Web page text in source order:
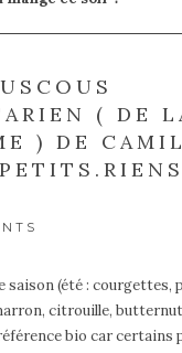
( DE
) DE
saison (été :
citrouille,
bio car certains